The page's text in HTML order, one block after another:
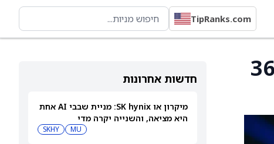
TipRanks.com
חדשות אחרונות
מיקרון או SK hynix: מניית שבבי AI אחת
היא מציאה, והשנייה יקרה מדי
MU
SKHY
UBS הוריד את מחיר היעד למניית SSR Mining ל‑36